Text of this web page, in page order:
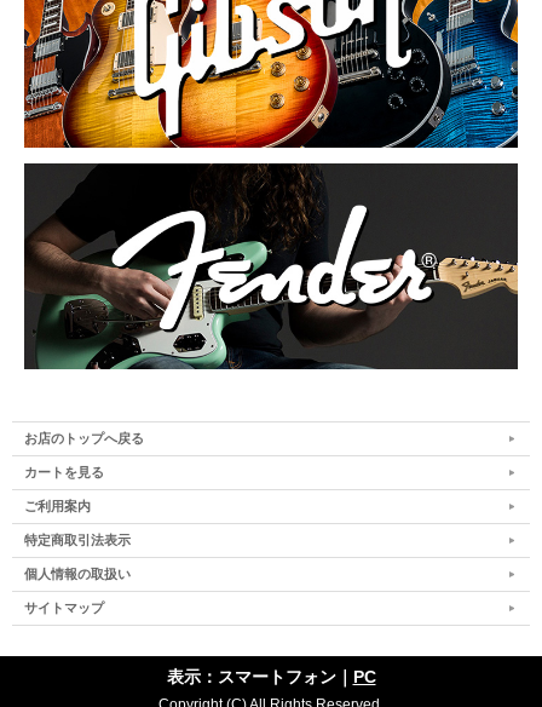
お店のトップへ戻る
カートを見る
ご利用案内
特定商取引法表示
個人情報の取扱い
サイトマップ
表示：スマートフォン｜ PC